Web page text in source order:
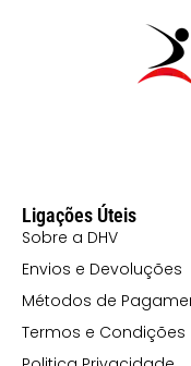
Ligações Úteis
Sobre a DHV
Envios e Devoluções
Métodos de
Termos e Condições